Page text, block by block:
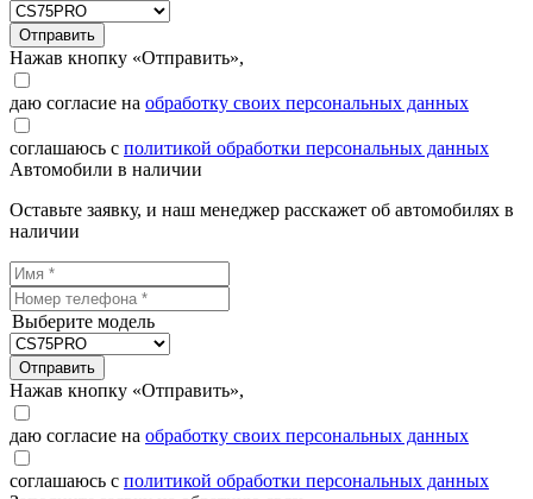
Отправить
Нажав кнопку «Отправить»,
даю согласие на обработку своих персональных данных
соглашаюсь с политикой обработки персональных данных
Автомобили в наличии
Оставьте заявку, и наш менеджер расскажет об автомобилях в
наличии
Выберите модель
Отправить
Нажав кнопку «Отправить»,
даю согласие на обработку своих персональных данных
соглашаюсь с политикой обработки персональных данных